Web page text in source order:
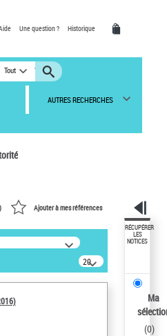
Une question ? Historique
Tout
AUTRES RECHERCHES
les
) Ajouter à mes références
20
résultats/page
RÉCUPÉRER
LES
NOTICES
Ma
(0)